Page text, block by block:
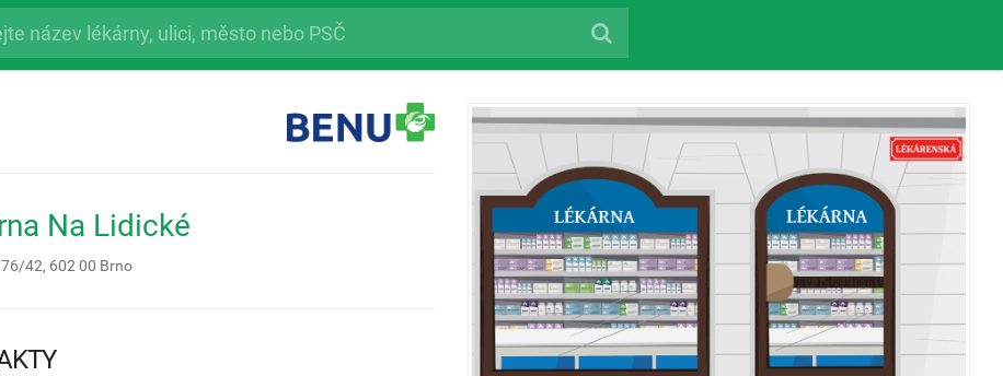
Na Lidické
42, 602 00 Brno